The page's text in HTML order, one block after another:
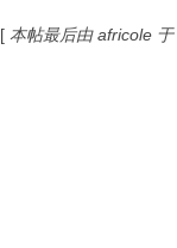
[本帖最后由 africole